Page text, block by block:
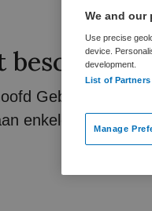
Geboortezorg
enkele
We and our
Use precise
device.
development.
List of Partners
Manage